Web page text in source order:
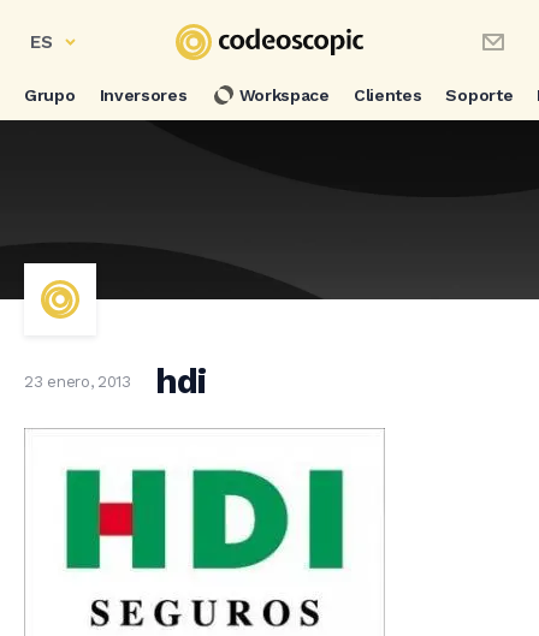
ES
Grupo Inversores Workspace Clientes Soporte
23 enero, 2013 hdi